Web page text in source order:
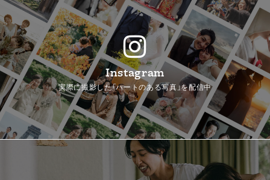
Instagram
実際に撮影した「ハートのある写真」を配信中